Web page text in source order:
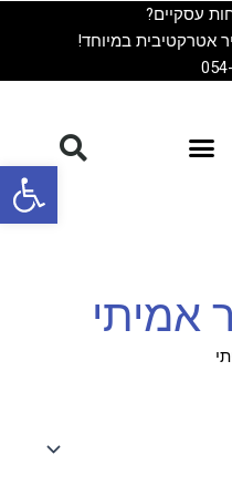
פתח
עסקיים?
אטרקטיבית במיוחד!
אמיתי